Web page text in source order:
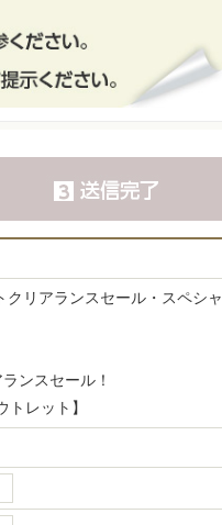
クリアランスセール・スペシャ
ンスセール！
レット】